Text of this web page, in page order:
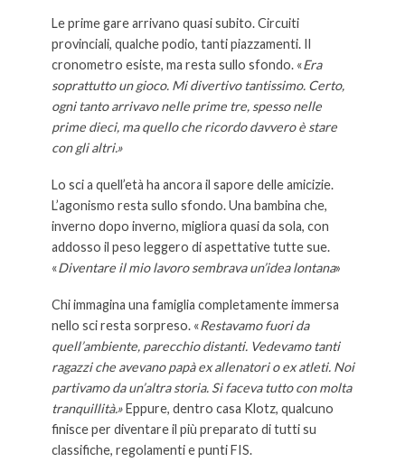
Le prime gare arrivano quasi subito. Circuiti
provinciali, qualche podio, tanti piazzamenti. Il
cronometro esiste, ma resta sullo sfondo. «Era
soprattutto un gioco. Mi divertivo tantissimo. Certo,
ogni tanto arrivavo nelle prime tre, spesso nelle
prime dieci, ma quello che ricordo davvero è stare
con gli altri.»
Lo sci a quell’età ha ancora il sapore delle amicizie.
L’agonismo resta sullo sfondo. Una bambina che,
inverno dopo inverno, migliora quasi da sola, con
addosso il peso leggero di aspettative tutte sue.
«Diventare il mio lavoro sembrava un’idea lontana»
Chi immagina una famiglia completamente immersa
nello sci resta sorpreso. «Restavamo fuori da
quell’ambiente, parecchio distanti. Vedevamo tanti
ragazzi che avevano papà ex allenatori o ex atleti. Noi
partivamo da un’altra storia. Si faceva tutto con molta
tranquillità.»Eppure, dentro casa Klotz, qualcuno
finisce per diventare il più preparato di tutti su
classifiche, regolamenti e punti FIS.